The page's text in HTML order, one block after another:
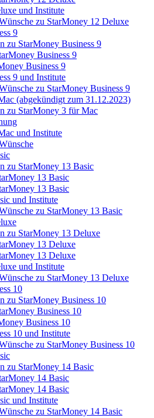
und Institute
zu StarMoney 12 Deluxe
9
zu StarMoney Business 9
Business 9
Business 9
9 und Institute
zu StarMoney Business 9
(abgekündigt zum 31.12.2023)
zu StarMoney 3 für Mac
und Institute
zu StarMoney 13 Basic
13 Basic
13 Basic
und Institute
zu StarMoney 13 Basic
zu StarMoney 13 Deluxe
13 Deluxe
13 Deluxe
und Institute
zu StarMoney 13 Deluxe
10
zu StarMoney Business 10
Business 10
Business 10
10 und Institute
zu StarMoney Business 10
zu StarMoney 14 Basic
14 Basic
14 Basic
und Institute
zu StarMoney 14 Basic